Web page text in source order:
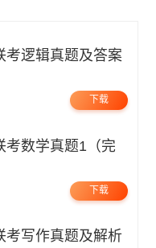
下载
下载